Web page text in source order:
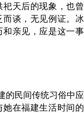
天后的现象，也曾
谈，无见例证。冰
亲见，应是这一事
的民间传统习俗中应
在福建生活时间的